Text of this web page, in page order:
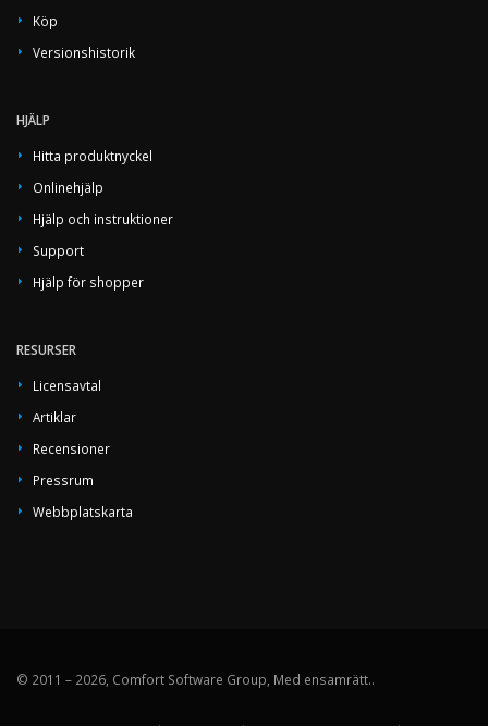
Köp
Versionshistorik
HJÄLP
Hitta produktnyckel
Onlinehjälp
Hjälp och instruktioner
Support
Hjälp för shopper
RESURSER
Licensavtal
Artiklar
Recensioner
Pressrum
Webbplatskarta
© 2011 – 2026, Comfort Software Group, Med ensamrätt..